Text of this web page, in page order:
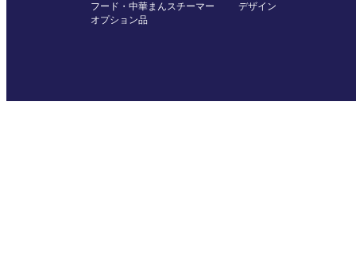
フード・中華まんスチーマー
オプション品
デザイン